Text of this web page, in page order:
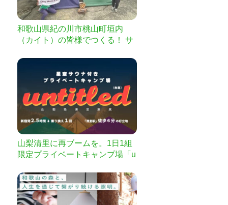
和歌山県紀の川市桃山町垣内
（カイト）の皆様でつくる！ サ
屋をより良い場所に！【ふるさ
と納税型】
山梨清里に再ブームを。1日1組
限定プライベートキャンプ場「u